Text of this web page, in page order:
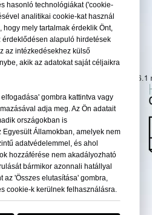
hasonló technológiákat ('cookie-
analitikai cookie-kat használ
mely tartalmak érdeklik Önt,
érdeklődésen alapuló hirdetések
az intézkedésekhez külső
akik az adatokat saját céljaikra
gombra kattintva vagy
adja meg. Az Ön adatait
országokban is
Államokban, amelyek nem
adatvédelemmel, és ahol
hozzáférése nem akadályozható
bármikor azonnali hatállyal
az 'Összes elutasítása' gombra,
cookie-k kerülnek felhasználásra.